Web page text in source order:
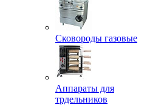
Сковороды газовые
Аппараты для
трдельников